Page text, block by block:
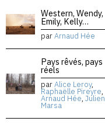
Western, Wendy,
Emily, Kelly…
parArnaud Hée
Pays rêvés, pays
réels
parAlice Leroy,
Raphaëlle Pireyre,
Arnaud Hée, Julien
Marsa